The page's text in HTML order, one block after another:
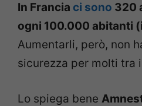
In Francia ci sono 320
ogni 100.000 abitanti
Aumentarli, però, non
sicurezza per molti tra
Lo spiega bene